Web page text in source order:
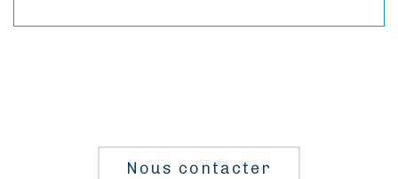
Nous contacter